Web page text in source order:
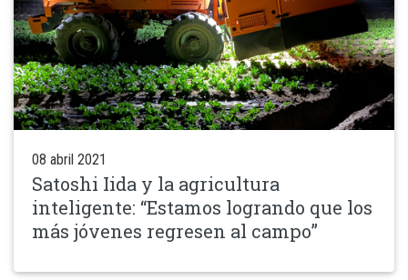
08 abril 2021
Satoshi Iida y la agricultura
inteligente: “Estamos logrando que los
más jóvenes regresen al campo”